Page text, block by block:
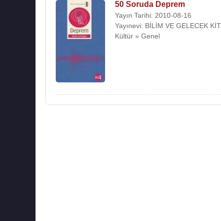
50 Soruda Deprem
Yayın Tarihi: 2010-08-16
Yayınevi: BİLİM VE GELECEK
Kültür » Genel